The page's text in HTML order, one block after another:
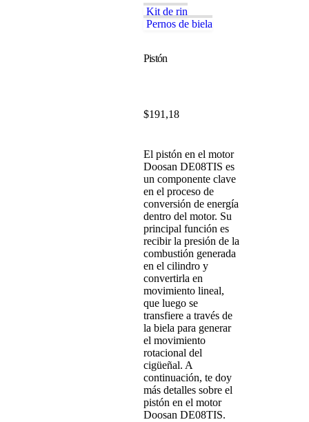
Kit de rin
Pernos de biela
Pistón
$191,18
El pistón en el motor
Doosan DE08TIS es
un componente clave
en el proceso de
conversión de energía
dentro del motor. Su
principal función es
recibir la presión de la
combustión generada
en el cilindro y
convertirla en
movimiento lineal,
que luego se
transfiere a través de
la biela para generar
el movimiento
rotacional del
cigüeñal. A
continuación, te doy
más detalles sobre el
pistón en el motor
Doosan DE08TIS.